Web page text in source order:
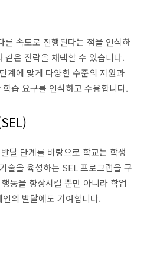
른 속도로 진행된다는 점을 인식하
같은 전략을 채택할 수 있습니다.
계에 맞게 다양한 수준의 지원과
습 요구를 인식하고 수용합니다.
달 단계를 바탕으로 학교는 학생
술을 육성하는 SEL 프로그램을 구
동을 향상시킬 뿐만 아니라 학업
의 발달에도 기여합니다.